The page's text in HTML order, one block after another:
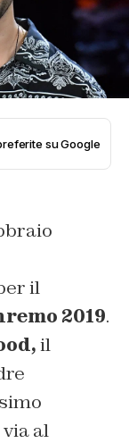
su Google
il
2019.
il
al